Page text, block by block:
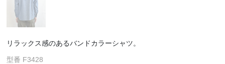
リラックス感のあるバンドカラーシャツ。
型番 F3428